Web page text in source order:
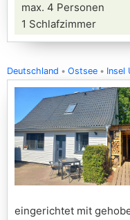
max. 4 Personen
1 Schlafzimmer
Deutschland Ostsee Insel
eingerichtet mit